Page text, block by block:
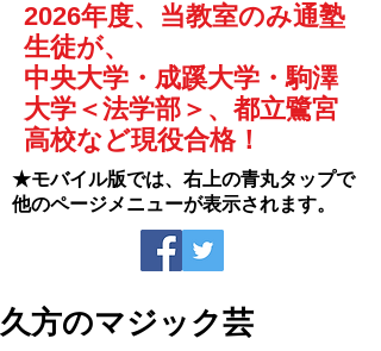
2026年度、当教室のみ通塾
生徒が、
中央大学・成蹊大学・駒澤
大学＜法学部＞、都立鷺宮
高校など現役合格！
★モバイル版では、右上の青丸タップで
他のページメニューが表示されます。
久方のマジック芸